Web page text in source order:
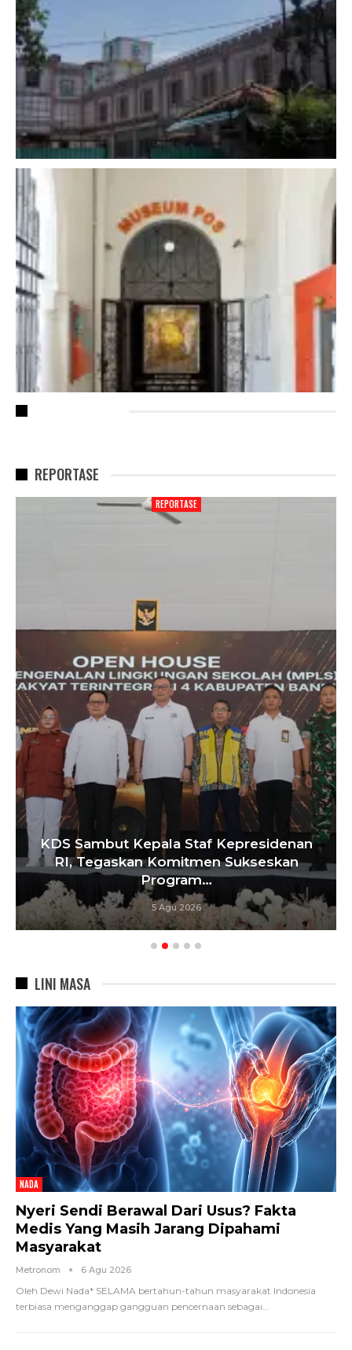
REPORTASE
REPORTASE
KDS Sambut Kepala Staf Kepresidenan
RI, Tegaskan Komitmen Sukseskan
Program…
5 Agu 2026
LINI MASA
NADA
Nyeri Sendi Berawal Dari Usus? Fakta
Medis Yang Masih Jarang Dipahami
Masyarakat
Metronom 6 Agu 2026
Oleh Dewi Nada* SELAMA bertahun-tahun masyarakat Indonesia
terbiasa menganggap gangguan pencernaan sebagai…